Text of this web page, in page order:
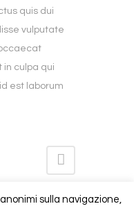
quis dui
vulputate
in culpa qui
est laborum
sulla navigazione,